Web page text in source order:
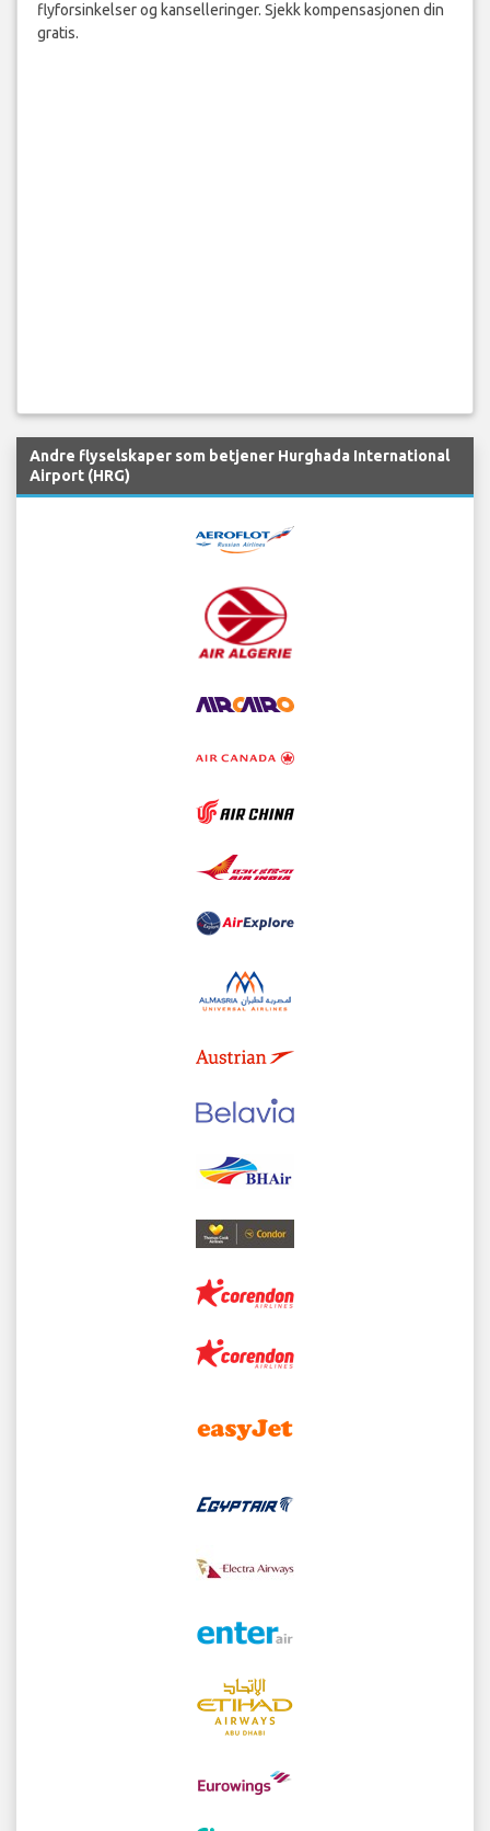
flyforsinkelser og kanselleringer. Sjekk kompensasjonen din
gratis.
Andre flyselskaper som betjener Hurghada International
Airport (HRG)